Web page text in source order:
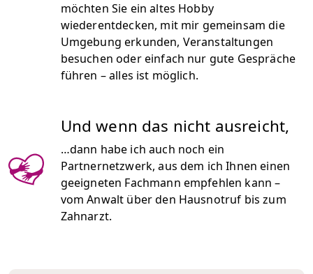
möchten Sie ein altes Hobby
wiederentdecken, mit mir gemeinsam die
Umgebung erkunden, Veranstaltungen
besuchen oder einfach nur gute Gespräche
führen – alles ist möglich.
Und wenn das nicht ausreicht,
…dann habe ich auch noch ein
Partnernetzwerk, aus dem ich Ihnen einen
geeigneten Fachmann empfehlen kann –
vom Anwalt über den Hausnotruf bis zum
Zahnarzt.